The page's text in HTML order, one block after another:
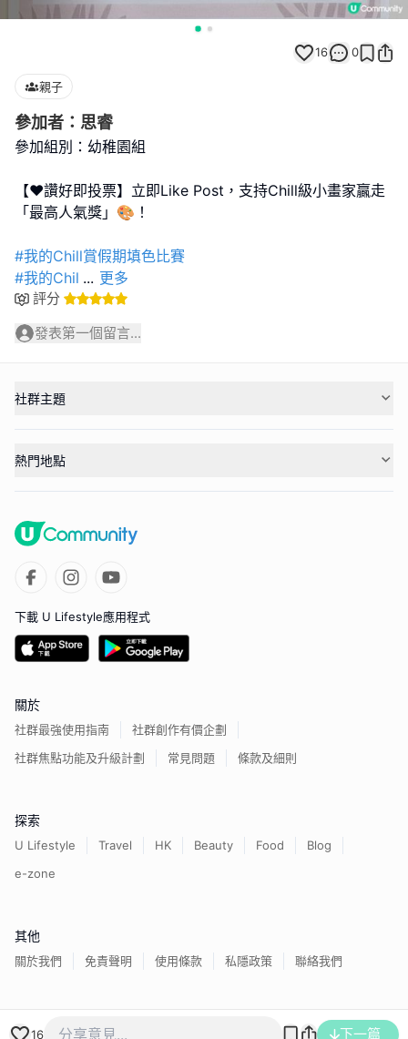
16 0
親子
參加者：思睿
參加組別：幼稚園組
【❤️讚好即投票】立即Like Post，支持Chill級小畫家贏走
「最高人氣獎」🎨！
#我的Chill賞假期填色比賽
#我的Chil ... 更多
評分
發表第一個留言...
16 下一篇
社群主題
熱門地點
下載 U Lifestyle應用程式
關於
社群最強使用指南
社群創作有價企劃
社群焦點功能及升級計劃
常見問題 條款及細則
探索
U Lifestyle Travel HK Beauty Food
Blog
e-zone
其他
關於我們 免責聲明 使用條款 私隱政策 聯絡我們
香港經濟日報版權所有©